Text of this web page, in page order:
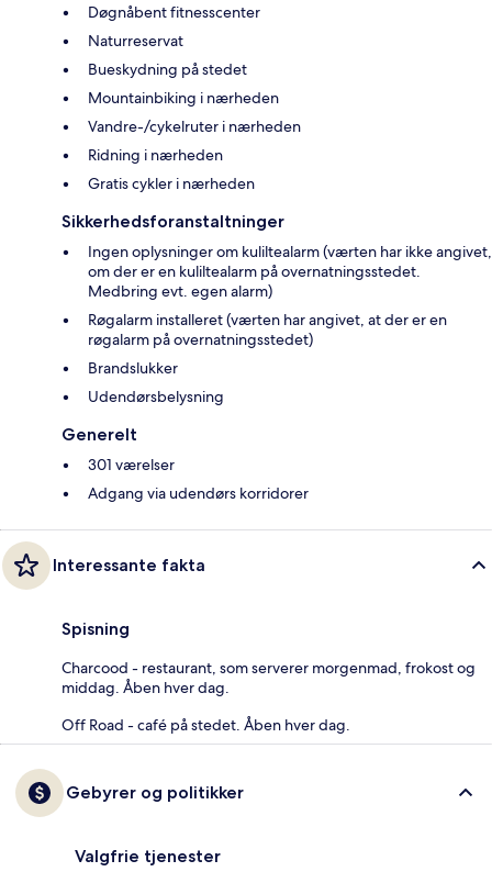
Døgnåbent fitnesscenter
Naturreservat
Bueskydning på stedet
Mountainbiking i nærheden
Vandre-/cykelruter i nærheden
Ridning i nærheden
Gratis cykler i nærheden
Sikkerhedsforanstaltninger
Ingen oplysninger om kuliltealarm (værten har ikke angivet,
om der er en kuliltealarm på overnatningsstedet.
Medbring evt. egen alarm)
Røgalarm installeret (værten har angivet, at der er en
røgalarm på overnatningsstedet)
Brandslukker
Udendørsbelysning
Generelt
301 værelser
Adgang via udendørs korridorer
Interessante fakta
Spisning
Charcood - restaurant, som serverer morgenmad, frokost og
middag. Åben hver dag.
Off Road - café på stedet. Åben hver dag.
Gebyrer og politikker
Valgfrie tjenester